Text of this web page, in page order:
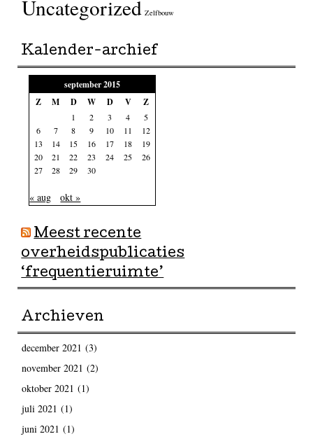
Uncategorized Zelfbouw
Kalender-archief
september 2015
Z
M D W D V Z
1 2 3 4
5
6
7 8 9 10 11
12
13
14 15 16 17 18
19
20
21 22 23 24 25
26
27
28 29 30
« aug okt »
Meest recente
overheidspublicaties
‘frequentieruimte’
Archieven
december 2021 (3)
november 2021 (2)
oktober 2021 (1)
juli 2021 (1)
juni 2021 (1)